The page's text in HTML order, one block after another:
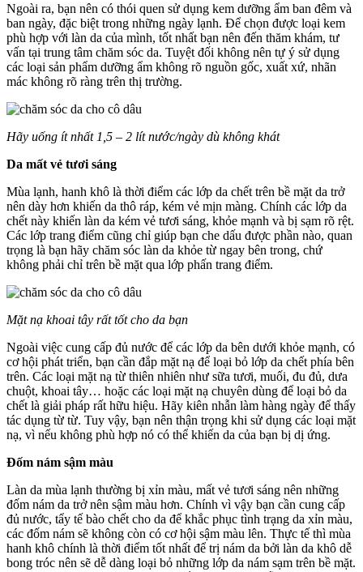
Ngoài ra, bạn nên có thói quen sử dụng kem dưỡng ẩm ban đêm và
ban ngày, đặc biệt trong những ngày lạnh. Để chọn được loại kem
phù hợp với làn da của mình, tốt nhất bạn nên đến thăm khám, tư
vấn tại trung tâm chăm sóc da. Tuyệt đối không nên tự ý sử dụng
các loại sản phẩm dưỡng ẩm không rõ nguồn gốc, xuất xứ, nhãn
mác không rõ ràng trên thị trường.
Hãy uống ít nhất 1,5 – 2 lít nước/ngày dù không khát
Da mất vẻ tươi sáng
Mùa lạnh, hanh khô là thời điểm các lớp da chết trên bề mặt da trở
nên dày hơn khiến da thô ráp, kém vẻ mịn màng. Chính các lớp da
chết này khiến làn da kém vẻ tươi sáng, khỏe mạnh và bị sạm rõ rệt.
Các lớp trang điểm cũng chỉ giúp bạn che dấu được phần nào, quan
trọng là bạn hãy chăm sóc làn da khỏe từ ngay bên trong, chứ
không phải chỉ trên bề mặt qua lớp phấn trang điểm.
Mặt nạ khoai tây rất tốt cho da bạn
Ngoài việc cung cấp đủ nước để các lớp da bên dưới khỏe mạnh, có
cơ hội phát triển, bạn cần đắp mặt nạ để loại bỏ lớp da chết phía bên
trên. Các loại mặt nạ từ thiên nhiên như sữa tươi, muối, đu đủ, dưa
chuột, khoai tây… hoặc các loại mặt nạ chuyên dùng để loại bỏ da
chết là giải pháp rất hữu hiệu. Hãy kiên nhẫn làm hàng ngày để thấy
tác dụng từ từ. Tuy vậy, bạn nên thận trọng khi sử dụng các loại mặt
nạ, vì nếu không phù hợp nó có thể khiến da của bạn bị dị ứng.
Đốm nám sậm màu
Làn da mùa lạnh thường bị xỉn màu, mất vẻ tươi sáng nên những
đốm nám da trở nên sậm màu hơn. Chính vì vậy bạn cần cung cấp
đủ nước, tẩy tế bào chết cho da để khắc phục tình trạng da xỉn màu,
các đốm nám sẽ không còn có cơ hội sậm màu lên. Thực tế thì mùa
hanh khô chính là thời điểm tốt nhất để trị nám da bởi làn da khô dễ
bong tróc nên sẽ dễ dàng loại bỏ những lớp da nám sạm trên bề mặt.